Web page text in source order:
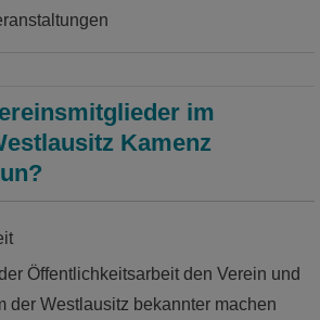
und Schaumagazin des
im
Kamenz
Öffentlichkeitsarbeit den Verein und
der Westlausitz bekannter machen